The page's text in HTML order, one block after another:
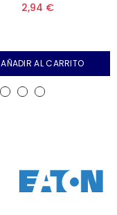
2,94 €
AÑADIR AL CARRITO